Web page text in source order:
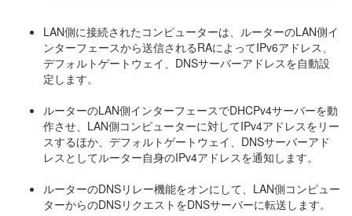
LAN側に接続されたコンピューターは、ルーターのLAN側イ
ンターフェースから送信されるRAによってIPv6アドレス、
デフォルトゲートウェイ、DNSサーバーアドレスを自動設
定します。
ルーターのLAN側インターフェースでDHCPv4サーバーを動
作させ、LAN側コンピューターに対してIPv4アドレスをリー
スするほか、デフォルトゲートウェイ、DNSサーバーアド
レスとしてルーター自身のIPv4アドレスを通知します。
ルーターのDNSリレー機能をオンにして、LAN側コンピュー
ターからのDNSリクエストをDNSサーバーに転送します。